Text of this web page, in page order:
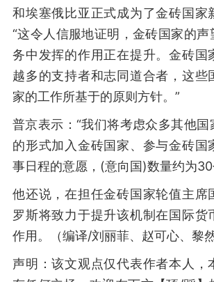
和埃塞俄比亚正式成为了金砖国家
“这令人信服地证明，金砖国家的
务中发挥的作用正在提升。金砖国
越多的支持者和志同道合者，这些
家的工作所基于的原则方针。”
普京表示：“我们将考虑众多其他
的形式加入金砖国家、参与金砖国
事日程的意愿，(意向国)数量约为30
他还说，在担任金砖国家轮值主席
罗斯将致力于提升该机制在国际货
作用。（编译/刘丽菲、赵可心、黎然
声明：该文观点仅代表作者本人，